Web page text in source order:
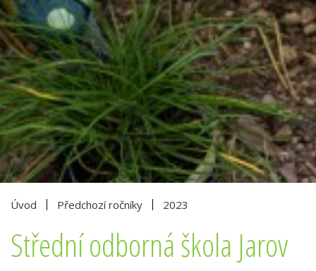
Úvod Předchozí ročníky 2023
Střední odborná škola Jarov